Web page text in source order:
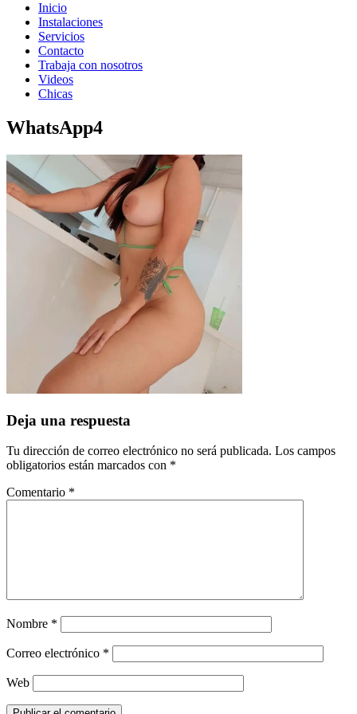
Inicio
Instalaciones
Servicios
Contacto
Trabaja con nosotros
Videos
Chicas
WhatsApp4
Deja una respuesta
Tu dirección de correo electrónico no será publicada. Los campos
obligatorios están marcados con *
Comentario *
Nombre *
Correo electrónico *
Web